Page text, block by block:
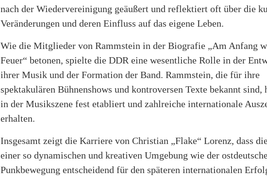
nach der Wiedervereinigung geäußert und reflektiert oft über die
Veränderungen und deren Einfluss auf das eigene Leben.
Wie die Mitglieder von Rammstein in der Biografie „Am Anfang
Feuer“ betonen, spielte die DDR eine wesentliche Rolle in der
ihrer Musik und der Formation der Band. Rammstein, die für ihre
spektakulären Bühnenshows und kontroversen Texte bekannt sind,
in der Musikszene fest etabliert und zahlreiche internationale
erhalten.
Insgesamt zeigt die Karriere von Christian „Flake“ Lorenz, dass
einer so dynamischen und kreativen Umgebung wie der
Punkbewegung entscheidend für den späteren internationalen